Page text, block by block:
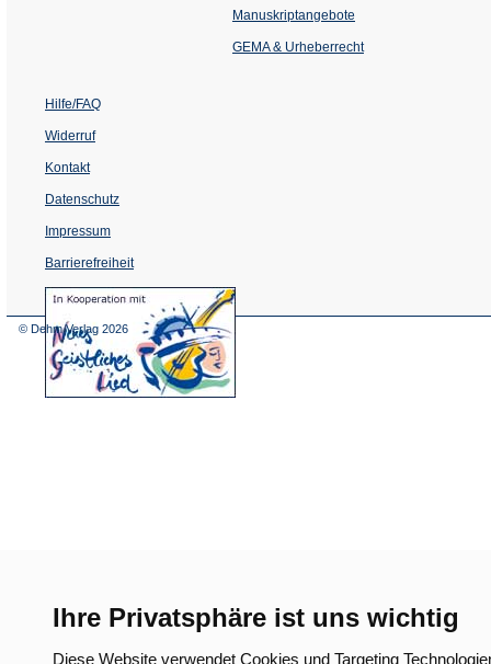
Ihre Privatsphäre ist uns wichtig
Diese Website verwendet Cookies und Targeting
einem
Tab)
Manuskriptangebote
GEMA & Urheberrecht
Hilfe/FAQ
Widerruf
Kontakt
Datenschutz
Impressum
Barrierefreiheit
(Öffnet
in
© Dehm Verlag 2026